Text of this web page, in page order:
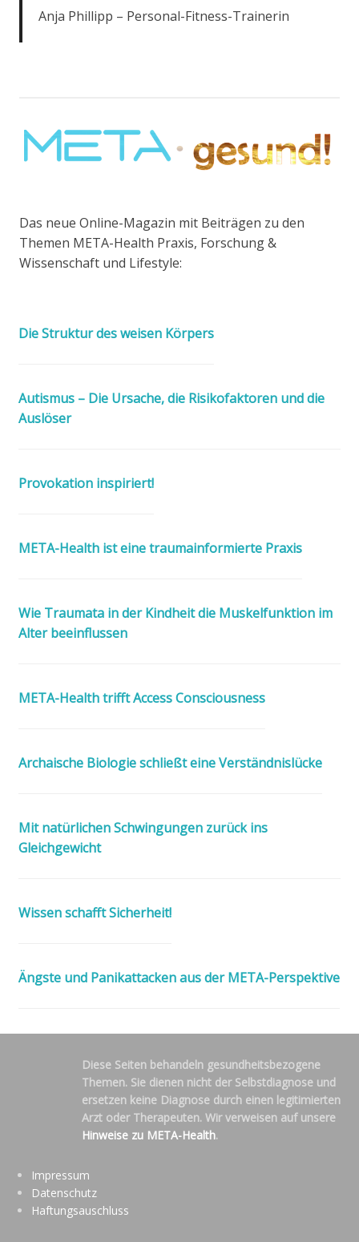
Anja Phillipp – Personal-Fitness-Trainerin
Das neue Online-Magazin mit Beiträgen zu den
Themen META-Health Praxis, Forschung &
Wissenschaft und Lifestyle:
Die Struktur des weisen Körpers
Autismus – Die Ursache, die Risikofaktoren und die
Auslöser
Provokation inspiriert!
META-Health ist eine traumainformierte Praxis
Wie Traumata in der Kindheit die Muskelfunktion im
Alter beeinflussen
META-Health trifft Access Consciousness
Archaische Biologie schließt eine Verständnislücke
Mit natürlichen Schwingungen zurück ins
Gleichgewicht
Wissen schafft Sicherheit!
Ängste und Panikattacken aus der META-Perspektive
Diese Seiten behandeln gesundheitsbezogene
Themen. Sie dienen nicht der Selbstdiagnose und
ersetzen keine Diagnose durch einen legitimierten
Arzt oder Therapeuten. Wir verweisen auf unsere
Hinweise zu META-Health.
Impressum
Datenschutz
Haftungsauschluss